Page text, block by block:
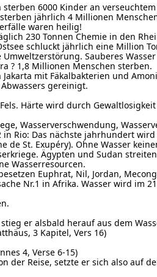
6000 Kinder an
jährlich 4 Millionen
waren heilig!
230 Tonnen Chemie in den
schluckt jährlich eine Million
Umweltzerstörung. Sauberes
? 1,8 Millionen Menschen sterben.
mit Fäkalbakterien und
gereinigt.
Härte wird durch Gewaltlosigkeit
Wasserverschwendung,
in Rio: Das nächste jahrhundert
de St. Exupéry). Ohne Wasser
Ägypten und Sudan
Wasserresourcen.
Euphrat, Nil, Jordan,
Nr.1 in Afrika. Wasser wird im
er alsbald herauf aus dem
3 Kapitel, Vers 16)
4, Verse 6-15)
der Reise, setzte er sich also auf